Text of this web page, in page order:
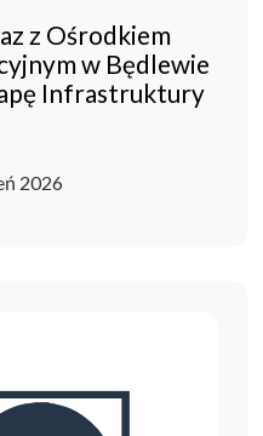
z Ośrodkiem
w Będlewie
Infrastruktury
2026